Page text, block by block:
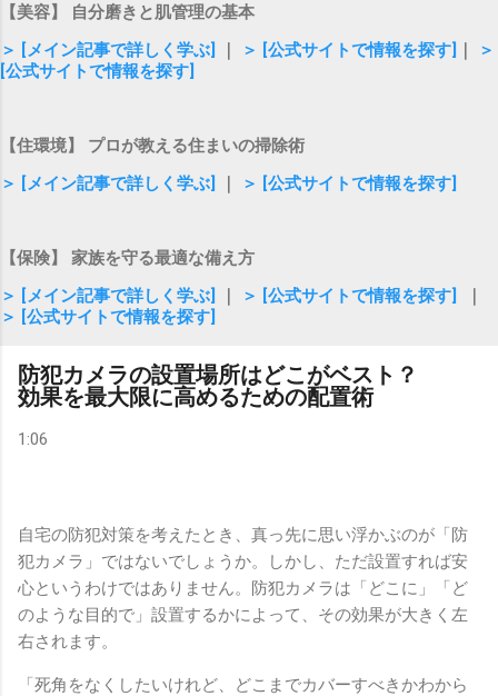
【美容】 自分磨きと肌管理の基本
＞ [メイン記事で詳しく学ぶ]
＞ [公式サイトで情報を探す]
＞
[公式サイトで情報を探す]
【住環境】 プロが教える住まいの掃除術
＞ [メイン記事で詳しく学ぶ]
＞ [公式サイトで情報を探す]
【保険】 家族を守る最適な備え方
＞ [メイン記事で詳しく学ぶ]
＞ [公式サイトで情報を探す]
＞ [公式サイトで情報を探す]
防犯カメラの設置場所はどこがベスト？
効果を最大限に高めるための配置術
1:06
自宅の防犯対策を考えたとき、真っ先に思い浮かぶのが「防
犯カメラ」ではないでしょうか。しかし、ただ設置すれば安
心というわけではありません。防犯カメラは「どこに」「ど
のような目的で」設置するかによって、その効果が大きく左
右されます。
「死角をなくしたいけれど、どこまでカバーすべきかわから